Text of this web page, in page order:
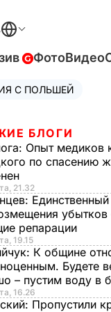
ФотоВидео
С ПОЛЬШЕЙ
БЛОГИ
Опыт медиков
по спасению
21.32
убытков
репарации
19.15
К общине
Будете
– пустим воду в
16.26
Пропустили